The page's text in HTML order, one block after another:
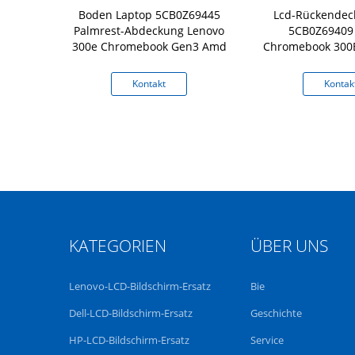
Boden Laptop 5CB0Z69445
Palmrest-Abdeckung Lenovo
300e Chromebook Gen3 Amd
Kontakt
Lcd-
Chromebook
KATEGORIEN
Lenovo-LCD-Bildschirm-Ersatz
Dell-LCD-Bildschirm-Ersatz
HP-LCD-Bildschirm-Ersatz
ÜBER UNS
Bie
Geschichte
Service